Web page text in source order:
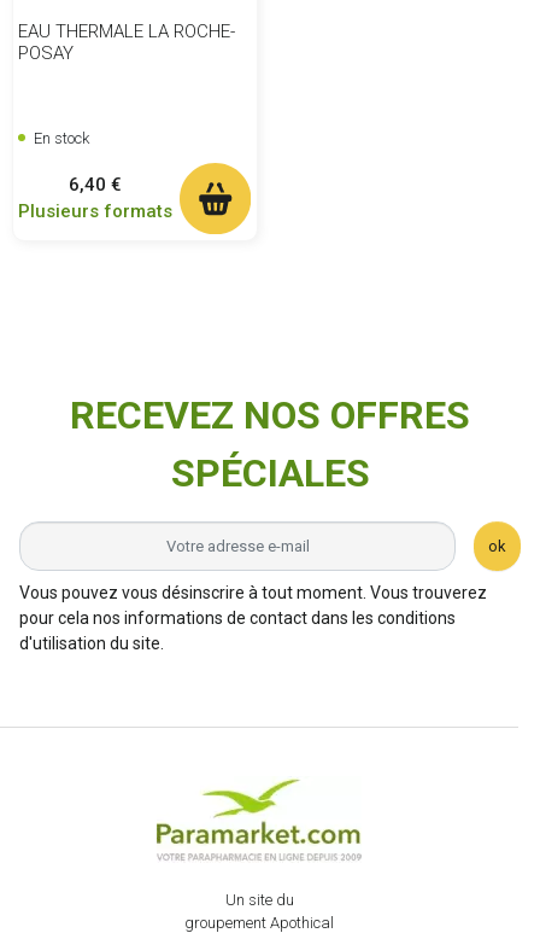
EAU THERMALE LA ROCHE-
POSAY
En stock
Prix
6,40 €
Plusieurs formats
RECEVEZ NOS OFFRES
SPÉCIALES
ok
Vous pouvez vous désinscrire à tout moment. Vous trouverez
pour cela nos informations de contact dans les conditions
d'utilisation du site.
Un site du
groupement Apothical